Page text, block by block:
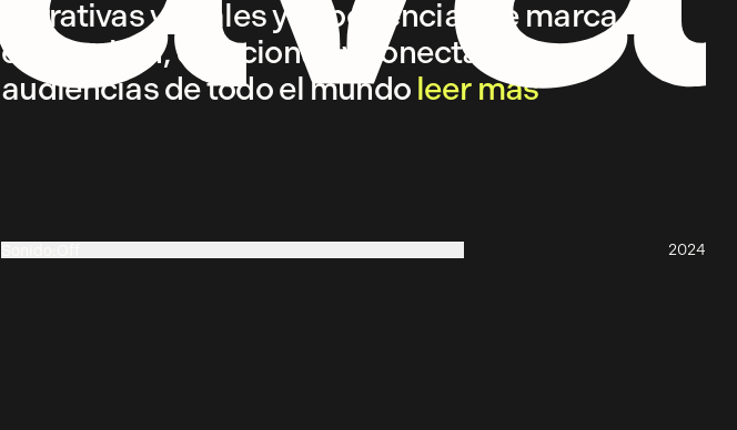
narrativas visuales y experiencias de marca que
enganchan, emocionan y conectan con
audiencias de todo el mundo leer más
2024